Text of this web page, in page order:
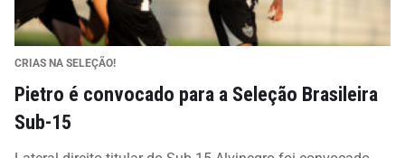
CRIAS NA SELEÇÃO!
Pietro é convocado para a Seleção Brasileira
Sub-15